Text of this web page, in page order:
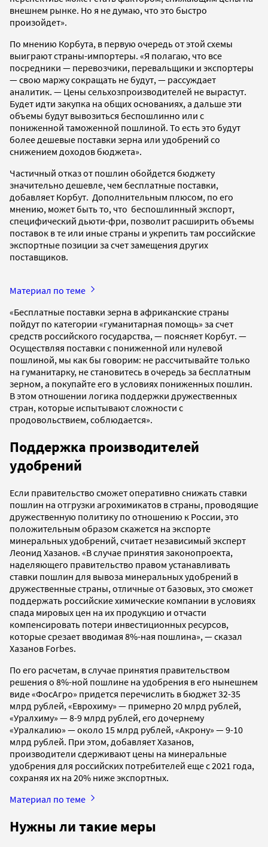
внешнем рынке. Но я не думаю, что это быстро
произойдет».
По мнению Корбута, в первую очередь от этой схемы
выиграют страны-импортеры. «Я полагаю, что все
посредники — перевозчики, перевальщики и экспортеры
— свою маржу сокращать не будут, — рассуждает
аналитик. — Цены сельхозпроизводителей не вырастут.
Будет идти закупка на общих основаниях, а дальше эти
объемы будут вывозиться беспошлинно или с
пониженной таможенной пошлиной. То есть это будут
более дешевые поставки зерна или удобрений со
снижением доходов бюджета».
Частичный отказ от пошлин обойдется бюджету
значительно дешевле, чем бесплатные поставки,
добавляет Корбут. Дополнительным плюсом, по его
мнению, может быть то, что беспошлинный экспорт,
специфический дьюти-фри, позволит расширить объемы
поставок в те или иные страны и укрепить там российские
экспортные позиции за счет замещения других
поставщиков.
Материал по теме
«Бесплатные поставки зерна в африканские страны
пойдут по категории «гуманитарная помощь» за счет
средств российского государства, — поясняет Корбут. —
Осуществляя поставки с пониженной или нулевой
пошлиной, мы как бы говорим: не рассчитывайте только
на гуманитарку, не становитесь в очередь за бесплатным
зерном, а покупайте его в условиях пониженных пошлин.
В этом отношении логика поддержки дружественных
стран, которые испытывают сложности с
продовольствием, соблюдается».
Поддержка производителей
удобрений
Если правительство сможет оперативно снижать ставки
пошлин на отгрузки агрохимикатов в страны, проводящие
дружественную политику по отношению к России, это
положительным образом скажется на экспорте
минеральных удобрений, считает независимый эксперт
Леонид Хазанов. «В случае принятия законопроекта,
наделяющего правительство правом устанавливать
ставки пошлин для вывоза минеральных удобрений в
дружественные страны, отличные от базовых, это сможет
поддержать российские химические компании в условиях
спада мировых цен на их продукцию и отчасти
компенсировать потери инвестиционных ресурсов,
которые срезает вводимая 8%-ная пошлина», — сказал
Хазанов Forbes.
По его расчетам, в случае принятия правительством
решения о 8%-ной пошлине на удобрения в его нынешнем
виде «ФосАгро» придется перечислить в бюджет 32-35
млрд рублей, «Еврохиму» — примерно 20 млрд рублей,
«Уралхиму» — 8-9 млрд рублей, его дочернему
«Уралкалию» — около 15 млрд рублей, «Акрону» — 9-10
млрд рублей. При этом, добавляет Хазанов,
производители сдерживают цены на минеральные
удобрения для российских потребителей еще с 2021 года,
сохраняя их на 20% ниже экспортных.
Материал по теме
Нужны ли такие меры